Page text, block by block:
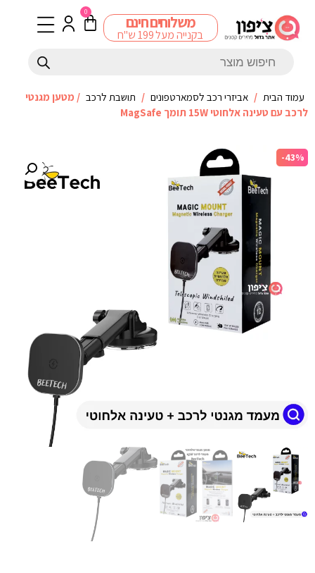
משלוחים חינם
בקנייה מעל 199 ש"ח
0
עמוד הבית / אביזרי רכב לסמארטפונים / תושבת לרכב / מטען מגנטי
לרכב עם טעינה אלחוטי 15W תומך MagSafe
-43%